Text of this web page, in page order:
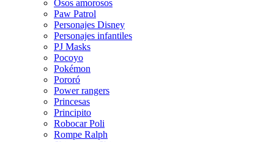
Osos amorosos
Paw Patrol
Personajes Disney
Personajes infantiles
PJ Masks
Pocoyo
Pokémon
Pororó
Power rangers
Princesas
Principito
Robocar Poli
Rompe Ralph